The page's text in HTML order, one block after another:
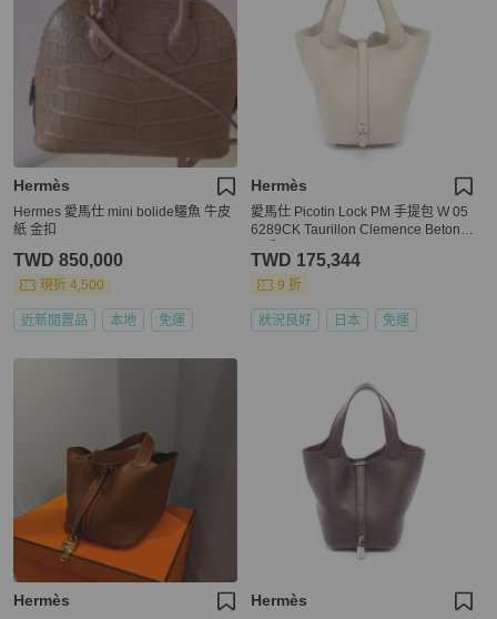
Hermès
Hermes 愛馬仕 mini bolide鱷魚 牛皮
紙 金扣
TWD 850,000
現折 4,500
近新閒置品 本地 免運
Hermès
愛馬仕 Picotin Lock PM 手提包 W 05
6289CK Taurillon Clemence Beton
TWD 175,344
9 折
狀況良好 日本 免運
Hermès Hermès